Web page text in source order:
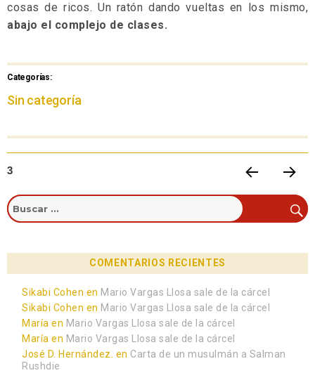
cosas de ricos. Un ratón dando vueltas en los mismo,
abajo el complejo de clases.
Categorías:
Sin categoría
PÁGIN
A
ANTE
3
PRÓXI
PÁGIN
COMENTARIOS RECIENTES
Sikabi Cohen en Mario Vargas Llosa sale de la cárcel
Sikabi Cohen en Mario Vargas Llosa sale de la cárcel
María en Mario Vargas Llosa sale de la cárcel
María en Mario Vargas Llosa sale de la cárcel
José D. Hernández. en Carta de un musulmán a Salman
Rushdie